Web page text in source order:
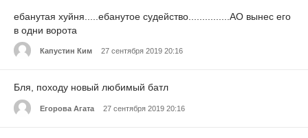
ебанутая хуйня.....ебанутое судейство...............АО вынес его
в одни ворота
Капустин Ким 27 сентября 2019 20:16
Бля, походу новый любимый батл
Егорова Агата 27 сентября 2019 20:16